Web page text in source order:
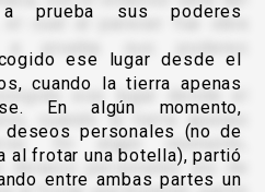
prueba sus poderes
ese lugar desde el
cuando la tierra apenas
En algún momento,
personales (no de
al frotar una botella), partió
entre ambas partes un